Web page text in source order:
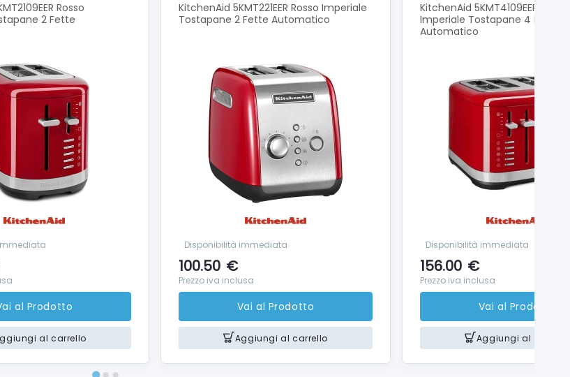
Rosso
2 Fette
al Prodotto
al carrello
KitchenAid 5KMT221EER Rosso Imperiale
Tostapane 2 Fette Automatico
Disponibilità immediata
100.50 €
Prezzo iva inclusa
Vai al Prodotto
Aggiungi al carrello
KitchenAid 5KMT4109EER Rosso
Imperiale Tostapane 4 Fette
Automatico
Disponibilità immediata
156.00 €
Prezzo iva inclusa
Vai al Prodotto
Aggiungi al carrello